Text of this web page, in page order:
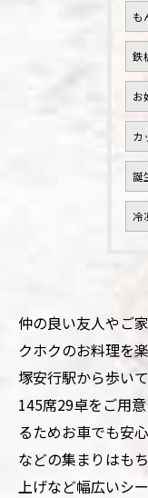
も
鉄
お
カ
誕
冷
仲の良い友人やご
クホクのお料理を
塚安行駅から歩い
145席29卓をご用
るためお車でも安
などの集まりはも
上げなど幅広いシ